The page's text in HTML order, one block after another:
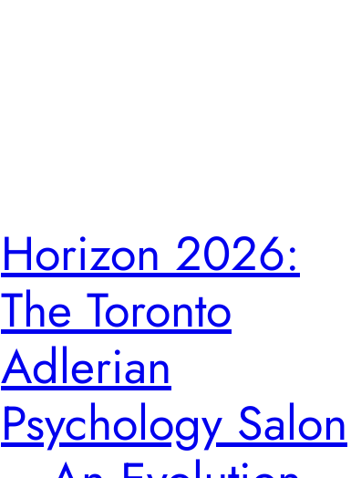
Horizon 2026:
The Toronto
Adlerian
Psychology Salon